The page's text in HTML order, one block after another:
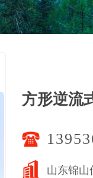
方形逆流
山东锦山